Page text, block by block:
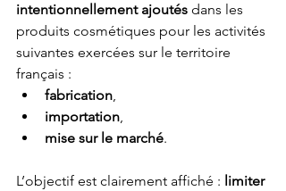
intentionnellement ajoutés dans les
produits cosmétiques pour les activités
suivantes exercées sur le territoire
français :
fabrication,
importation,
mise sur le marché.
L’objectif est clairement affiché : limiter